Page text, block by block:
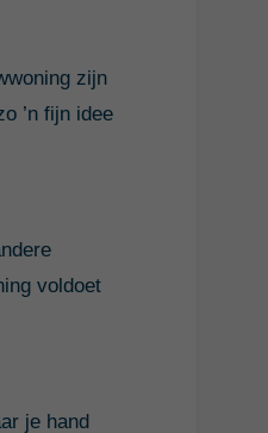
zijn
’n fijn idee
voldoet
je hand